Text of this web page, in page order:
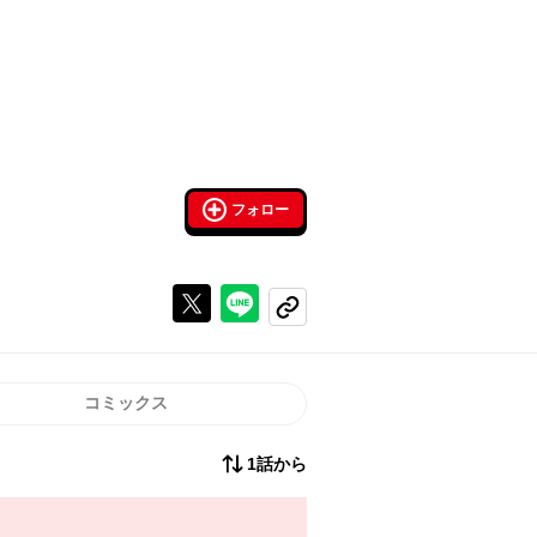
フォロー
Xで投稿するラインでシェアする
コピーする
コミックス
1話から